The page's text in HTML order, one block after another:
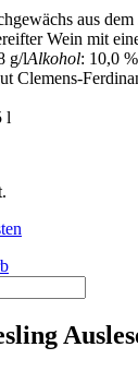
aus dem
Wein mit
g/lAlkohol: 10,0 %
Clemens-
l